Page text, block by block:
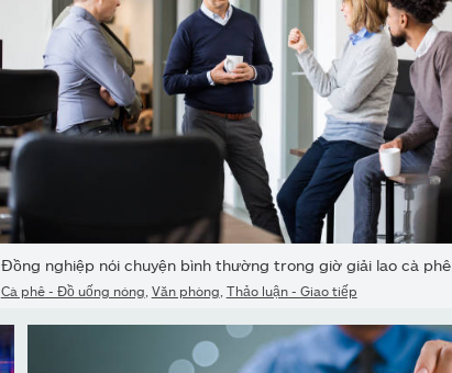
Đồng nghiệp nói chuyện bình thường trong giờ giải lao cà phê
Cà phê - Đồ uống nóng Văn phòng Thảo luận - Giao tiếp